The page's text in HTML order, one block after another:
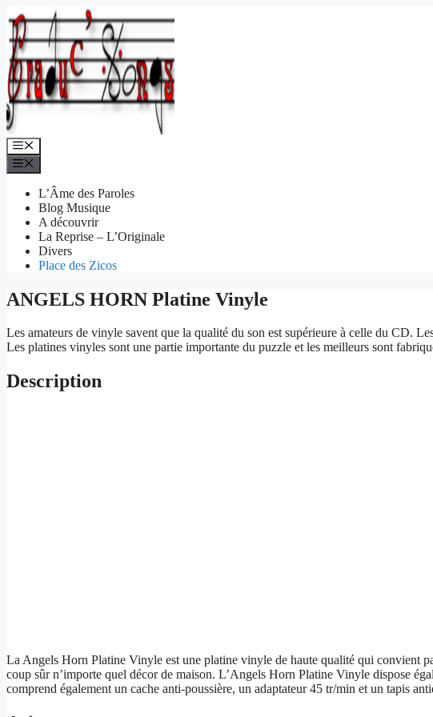
Aller
au
contenu
Menu
L’Âme des Paroles
Blog Musique
A découvrir
La Reprise – L’Originale
Divers
Place des Zicos
ANGELS HORN Platine Vinyle
Les amateurs de vinyle savent que la qualité du son est supérieure à celle du CD.
Les platines vinyles sont une partie importante du puzzle et les meilleurs sont
Description
La Angels Horn Platine Vinyle est une platine vinyle de haute qualité qui convient
coup sûr n’importe quel décor de maison. L’Angels Horn Platine Vinyle dispose
comprend également un cache anti-poussière, un adaptateur 45 tr/min et un tapis